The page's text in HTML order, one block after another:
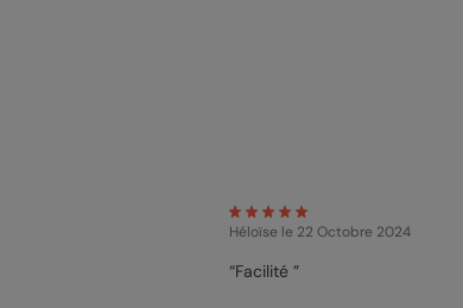
Héloïse le 22 Octobre 2024
“Facilité ”